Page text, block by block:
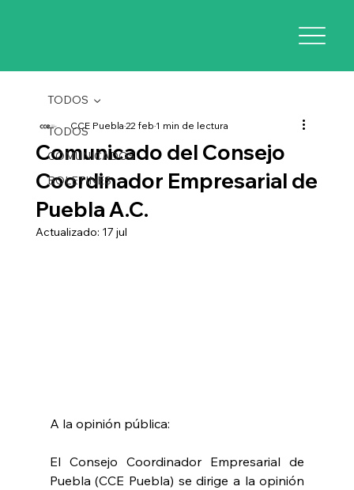
TODOS
COMUNICADOS
BOLETINES
TODOS
Comunicado del Consejo
Coordinador Empresarial de
Puebla A.C.
CCE Puebla22 feb1 min de lectura
Actualizado: 17 jul
A la opinión pública:
El Consejo Coordinador Empresarial de
Puebla (CCE Puebla) se dirige a la opinión